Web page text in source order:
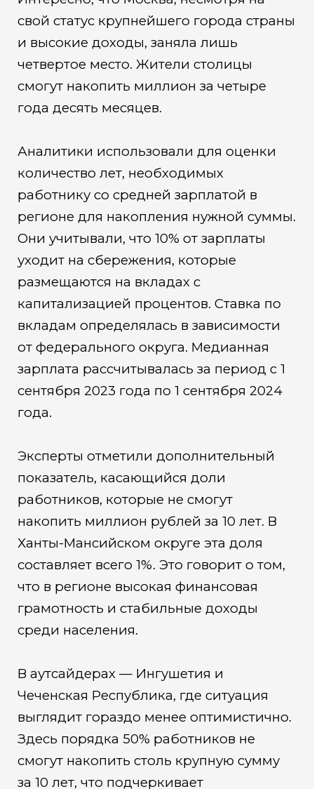
свой статус крупнейшего города страны
и высокие доходы, заняла лишь
четвертое место. Жители столицы
смогут накопить миллион за четыре
года десять месяцев.
Аналитики использовали для оценки
количество лет, необходимых
работнику со средней зарплатой в
регионе для накопления нужной суммы.
Они учитывали, что 10% от зарплаты
уходит на сбережения, которые
размещаются на вкладах с
капитализацией процентов. Ставка по
вкладам определялась в зависимости
от федерального округа. Медианная
зарплата рассчитывалась за период с 1
сентября 2023 года по 1 сентября 2024
года.
Эксперты отметили дополнительный
показатель, касающийся доли
работников, которые не смогут
накопить миллион рублей за 10 лет. В
Ханты-Мансийском округе эта доля
составляет всего 1%. Это говорит о том,
что в регионе высокая финансовая
грамотность и стабильные доходы
среди населения.
В аутсайдерах — Ингушетия и
Чеченская Республика, где ситуация
выглядит гораздо менее оптимистично.
Здесь порядка 50% работников не
смогут накопить столь крупную сумму
за 10 лет, что подчеркивает